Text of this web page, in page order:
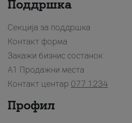
Поддршка
Секција за поддршка
Контакт форма
Закажи бизнис состанок
A1 Продажни места
Контакт центар 077 1234
Профил